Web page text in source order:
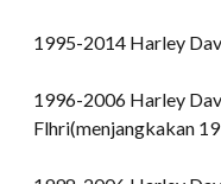
1995-2014 Harley
1996-2006 Harley
Flhri(menjangkakan